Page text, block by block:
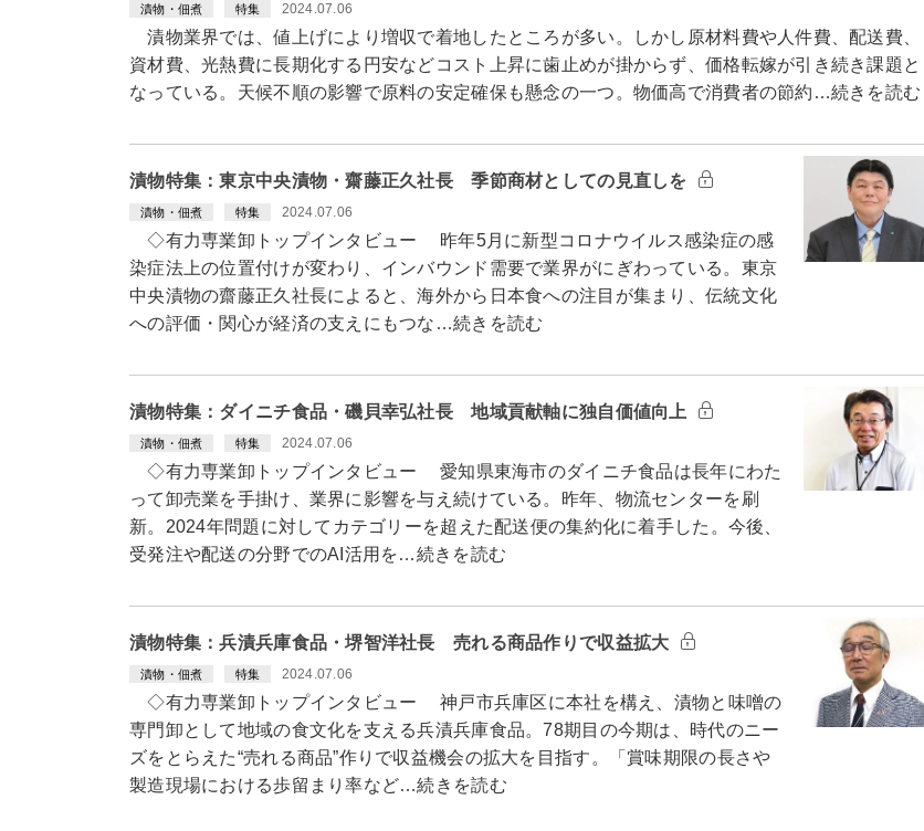
漬物・佃煮 特集 2024.07.06
漬物業界では、値上げにより増収で着地したところが多い。しかし原材料費や人件費、配送費、
資材費、光熱費に長期化する円安などコスト上昇に歯止めが掛からず、価格転嫁が引き続き課題と
なっている。天候不順の影響で原料の安定確保も懸念の一つ。物価高で消費者の節約…続きを読む
漬物特集：東京中央漬物・齋藤正久社長 季節商材としての見直しを
漬物・佃煮 特集 2024.07.06
◇有力専業卸トップインタビュー 昨年5月に新型コロナウイルス感染症の感
染症法上の位置付けが変わり、インバウンド需要で業界がにぎわっている。東京
中央漬物の齋藤正久社長によると、海外から日本食への注目が集まり、伝統文化
への評価・関心が経済の支えにもつな…続きを読む
漬物特集：ダイニチ食品・磯貝幸弘社長 地域貢献軸に独自価値向上
漬物・佃煮 特集 2024.07.06
◇有力専業卸トップインタビュー 愛知県東海市のダイニチ食品は長年にわた
って卸売業を手掛け、業界に影響を与え続けている。昨年、物流センターを刷
新。2024年問題に対してカテゴリーを超えた配送便の集約化に着手した。今後、
受発注や配送の分野でのAI活用を…続きを読む
漬物特集：兵漬兵庫食品・堺智洋社長 売れる商品作りで収益拡大
漬物・佃煮 特集 2024.07.06
◇有力専業卸トップインタビュー 神戸市兵庫区に本社を構え、漬物と味噌の
専門卸として地域の食文化を支える兵漬兵庫食品。78期目の今期は、時代のニー
ズをとらえた“売れる商品”作りで収益機会の拡大を目指す。「賞味期限の長さや
製造現場における歩留まり率など…続きを読む